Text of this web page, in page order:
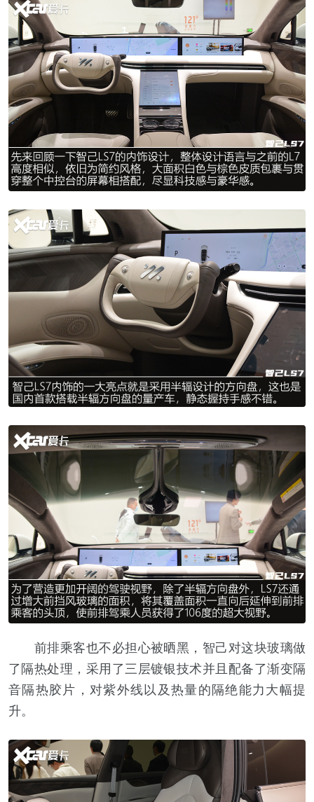
前排乘客也不必担心被晒黑，智己对这块玻璃做
了隔热处理，采用了三层镀银技术并且配备了渐变隔
音隔热胶片，对紫外线以及热量的隔绝能力大幅提
升。